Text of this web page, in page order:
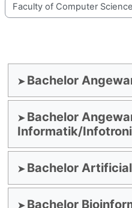
Course categories
Bachelor
Bachelor
Informatik/
Bachelor
Bachelor